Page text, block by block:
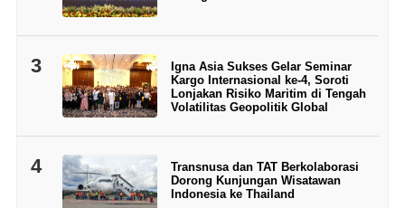
3
Igna Asia Sukses Gelar Seminar
Kargo Internasional ke-4, Soroti
Lonjakan Risiko Maritim di Tengah
Volatilitas Geopolitik Global
4
Transnusa dan TAT Berkolaborasi
Dorong Kunjungan Wisatawan
Indonesia ke Thailand